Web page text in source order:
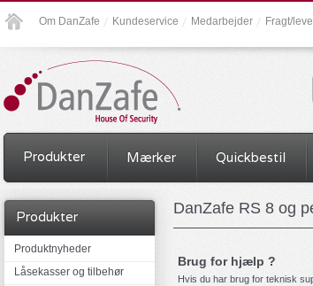
Om DanZafe Kundeservice Medarbejder Fragt/
Produkter Mærker Quickbestil
Produkter
Produktnyheder
Låsekasser og tilbehør
DanZafe RS 8 og
Brug for hjælp ?
Hvis du har brug for teknisk